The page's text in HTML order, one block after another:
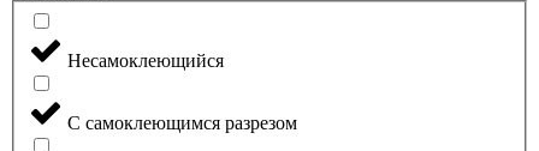
Несамоклеющийся
С самоклеющимся разрезом